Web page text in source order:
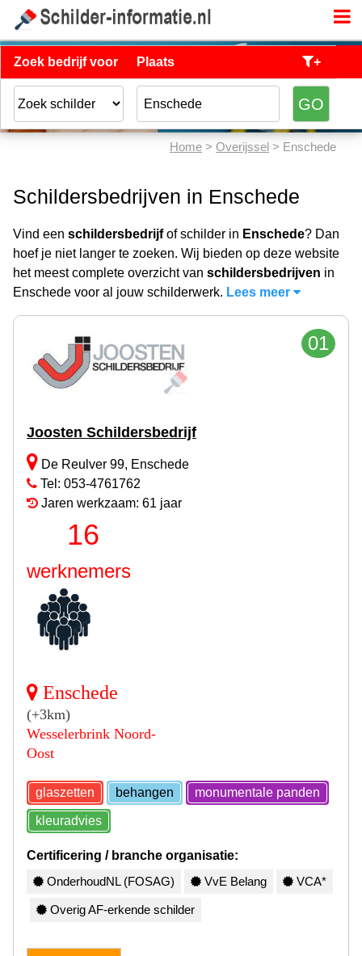
Zoek bedrijf voor Plaats +
Home > Overijssel > Enschede
Schildersbedrijven in Enschede
Vind een schildersbedrijfof schilder in Enschede? Dan
hoef je niet langer te zoeken. Wij bieden op deze website
het meest complete overzicht van schildersbedrijven in
Enschede voor al jouw schilderwerk. Lees meer
01
Joosten Schildersbedrijf
De Reulver 99, Enschede
Tel: 053-4761762
Jaren werkzaam: 61 jaar
16
werknemers
Enschede
(+3km)
Wesselerbrink Noord-
Oost
glaszetten behangen monumentale panden
kleuradvies
Certificering / branche organisatie:
OnderhoudNL (FOSAG)
VvE Belang VCA*
Overig AF-erkende schilder